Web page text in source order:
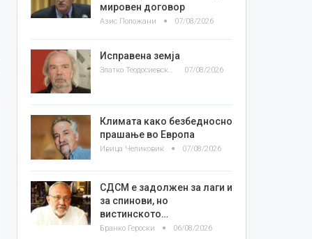
мировен договор
Азис Положани 07/08/2026
Исправена земја
Златко Теодосиевски 07/08/2026
Климата како безбедносно
прашање во Европа
Ивица Челиковиќ 07/08/2026
СДСМ е задолжен за лаги и
за спинови, но
вистинското…
Бранко Героски 06/08/2026